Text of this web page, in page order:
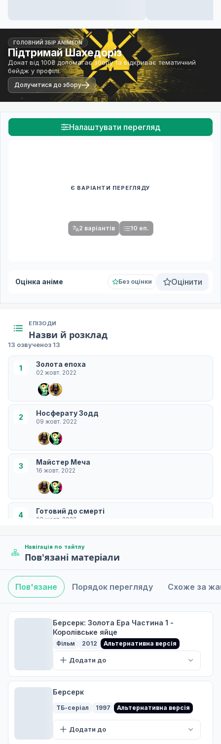
ГОЛОВНИЙ ЗБІР ANIMEON
Підтримай Шахедоріз
Донат від 100₴ допомагає збору та відкриває тематичний
бейдж у профілі.
Долучитися до збору
Налаштувати перегляд
Є ВАРІАНТИ ПЕРЕГЛЯДУ
2 варіантів 10 еп.
Оцінка аніме Без оцінки Оцінити
ЕПІЗОДИ
Назви й розклад
13 озвученоз 13
1 Золота епоха
02 жовт. 2022
2 Носферату Зодд
09 жовт. 2022
3 Майстер Меча
16 жовт. 2022
4 Готовий до смерті
23 жовт. 2022
Багаття мрій
6
05 лист. 2022
Одна сніжна ніч
12 лист. 2022
Занепад мрії
Навігація по тайтлу
Пов'язані матеріали
Пов'язане Порядок перегляду Схоже за
Берсерк: Золота Ера Частина 1 -
Королівське яйце
Фільм 2012 Альтернативна версія
Додати до
Берсерк
ТБ-серіал 1997 Альтернативна версія
Додати до